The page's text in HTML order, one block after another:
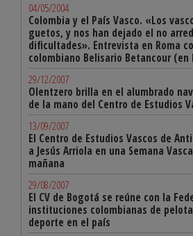
04/05/2004
Colombia y el País Vasco. «Los
guetos, y nos han dejado el no
dificultades». Entrevista en Roma
colombiano Belisario Betancour (en
29/12/2007
Olentzero brilla en el alumbrado
de la mano del Centro de Estudios
13/09/2007
El Centro de Estudios Vascos de
a Jesús Arriola en una Semana
mañana
29/08/2007
El CV de Bogotá se reúne con la
instituciones colombianas de
deporte en el país